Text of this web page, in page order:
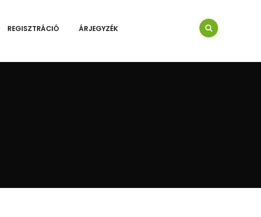
REGISZTRÁCIÓ ÁRJEGYZÉK